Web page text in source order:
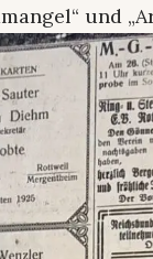
und